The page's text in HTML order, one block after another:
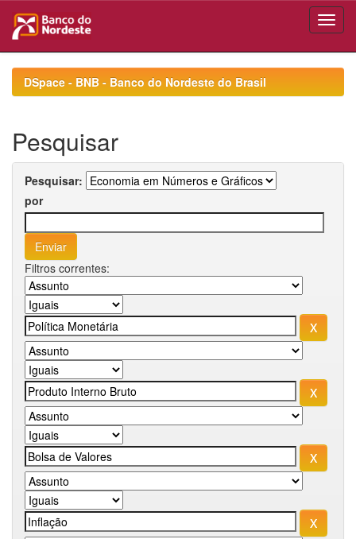
navigationDSpace - BNB - Banco do Nordeste do Brasil
Pesquisar
Pesquisar:
por
Filtros correntes: